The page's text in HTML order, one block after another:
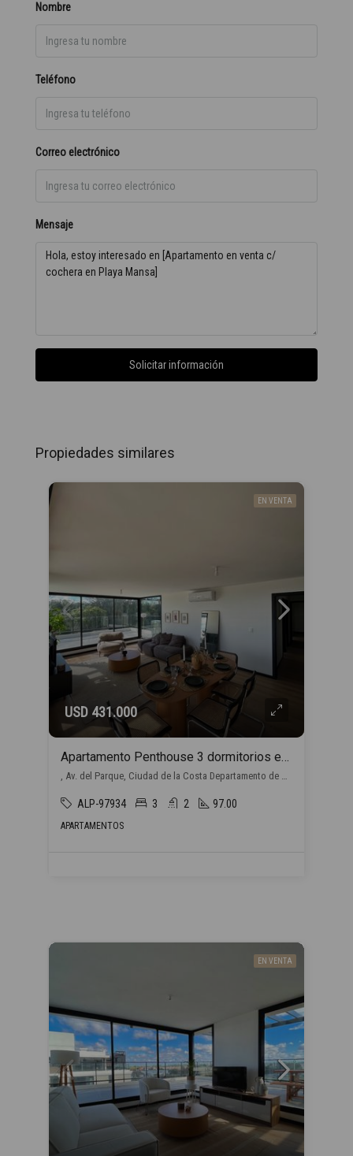
Nombre
Teléfono
Correo electrónico
Mensaje
Solicitar información
Propiedades similares
EN VENTA
USD 431.000
Apartamento Penthouse 3 dormitorios en venta en Barra de Carrasco
, Av. del Parque, Ciudad de la Costa Departamento de Canelones, Uruguay, Barra de Carrasco, Ciudad de la Costa
ALP-97934 3 2 97.00
APARTAMENTOS
EN VENTA